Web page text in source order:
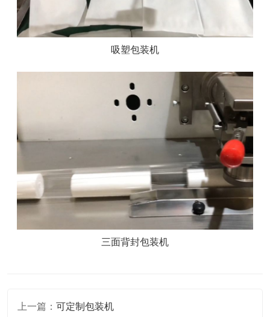
吸塑包装机
三面背封包装机
上一篇： 可定制包装机